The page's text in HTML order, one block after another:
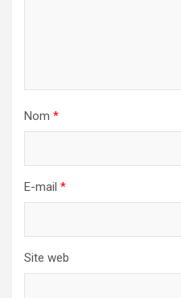
Nom *
E-mail *
Site web